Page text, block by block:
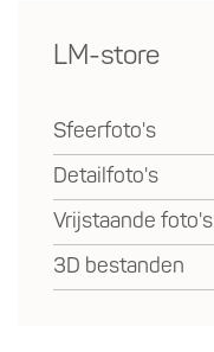
LM-store
Sfeerfoto's
Detailfoto's
Vrijstaande foto's
3D bestanden